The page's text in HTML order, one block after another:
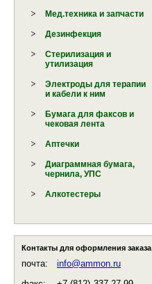
Мед.техника и запчасти
Дезинфекция
Стерилизация и
утилизация
Электроды для терапии
и кабели к ним
Бумага для факсов и
чековая лента
Аптечки
Диаграммная бумага,
чернила, УПС
Алкотестеры
Контакты для оформления заказа
почта:
info@ammon.ru